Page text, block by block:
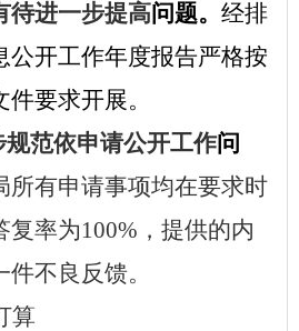
待进一步提高问题。 经排
公开工作年度报告严格按
要求开展。
规范依申请公开工作问
所有申请事项均在要求时
复率为100%，提供的内
件不良反馈。
算